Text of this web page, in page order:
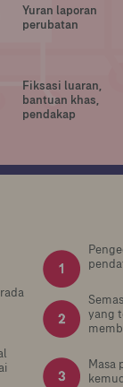
Yuran laporan
perubatan
Fiksasi luaran,
bantuan khas,
pendakap
yang
Masa